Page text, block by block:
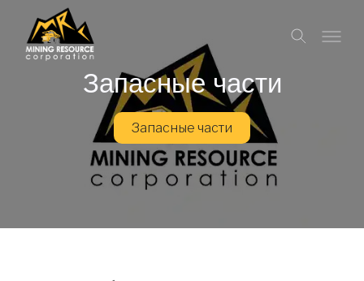
Запасные части
Запасные части